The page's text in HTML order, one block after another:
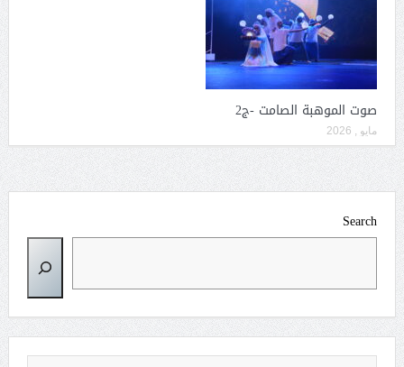
صوت الموهبة الصامت -ج2
مايو , 2026
Search